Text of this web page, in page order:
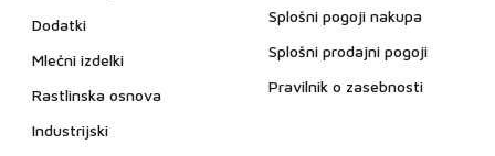
Dodatki
Mlečni izdelki
Rastlinska osnova
Industrijski
Splošni pogoji nakupa
Splošni prodajni pogoji
Pravilnik o zasebnosti